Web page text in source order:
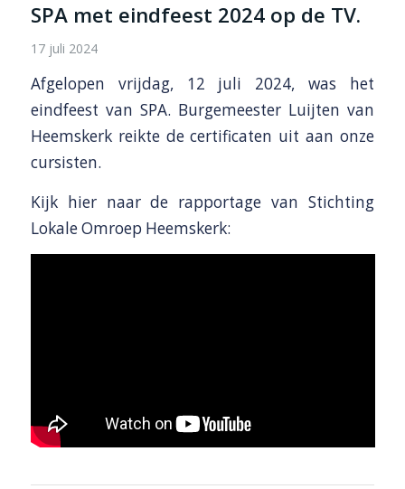
SPA met eindfeest 2024 op de TV.
17 juli 2024
Afgelopen vrijdag, 12 juli 2024, was het
eindfeest van SPA. Burgemeester Luijten van
Heemskerk reikte de certificaten uit aan onze
cursisten.
Kijk hier naar de rapportage van Stichting
Lokale Omroep Heemskerk: